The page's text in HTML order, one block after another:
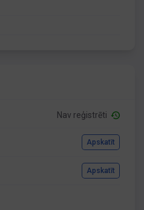
Nav reģistrēti
Apskatīt
Apskatīt